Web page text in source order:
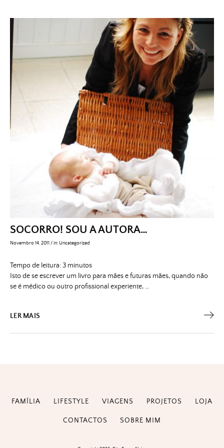
SOCORRO! SOU A AUTORA…
Novembro 14, 2011/in: Uncategorized
Tempo de leitura:3 minutos
Isto de se escrever um livro para mães e futuras mães, quando não
se é médico ou outro profissional experiente, …
LER MAIS
FAMÍLIA LIFESTYLE VIAGENS PROJETOS LOJA
CONTACTOS SOBRE MIM